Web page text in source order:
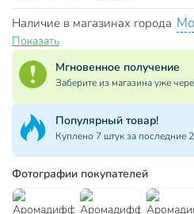
Наличие в магазинах города
Показать
Мгновенное получение
Заберите из магазина уже
Популярный товар!
Куплено 7 штук за последние
Фотографии покупателей